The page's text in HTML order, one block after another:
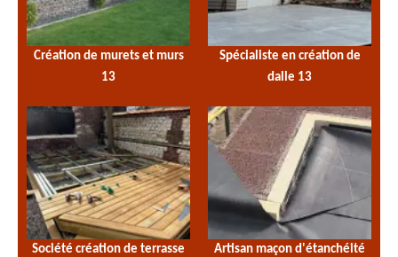
Création de murets et murs
13
Spécialiste en création de
dalle 13
Société création de terrasse
Artisan maçon d'étanchéité